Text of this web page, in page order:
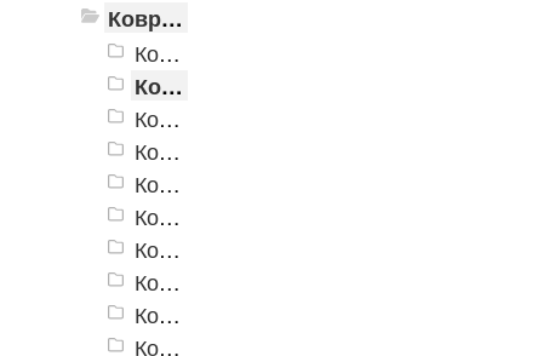
Коврики для ванн «V-Line»
Коврики для ванн «V-Line» OV3
Коврики для ванн «V-Line» OV5
Коврики для ванн «V-Line» 6153
Коврики для ванн «V-Line» 6153VT
Коврики для ванн «V-Line» 6344 R
Коврики для ванн «V-Line» 6637
Коврики для ванн «V-Line» 6637 BG
Коврики для ванн «V-Line» 6656
Коврики для ванн «V-Line» 7007 GR
Коврики для ванн «V-Line» 7018 F